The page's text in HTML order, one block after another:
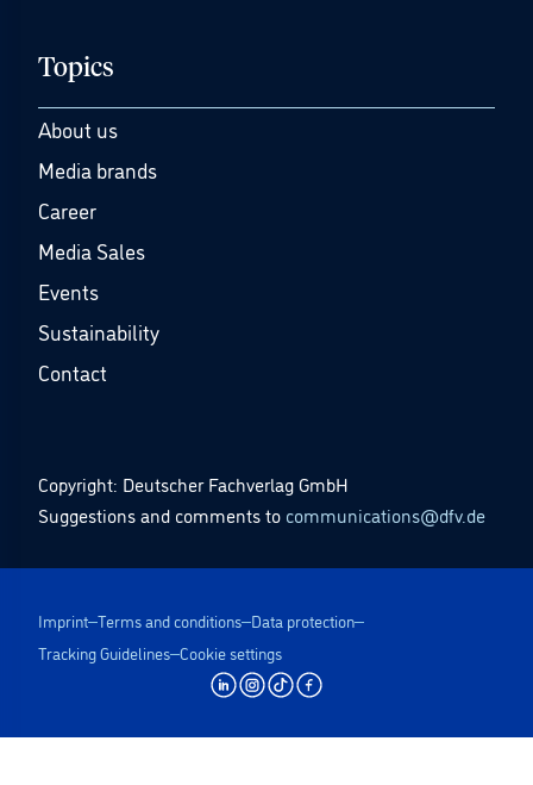
Topics
About us
Media brands
Career
Media Sales
Events
Sustainability
Contact
Copyright: Deutscher Fachverlag GmbH
Suggestions and comments to communications@dfv.de
Imprint Terms and conditions Data protection
Tracking Guidelines Cookie settings